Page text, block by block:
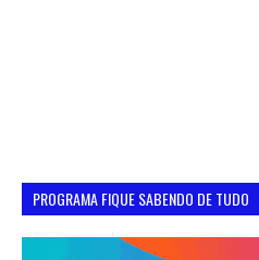
PROGRAMA FIQUE SABENDO DE TUDO